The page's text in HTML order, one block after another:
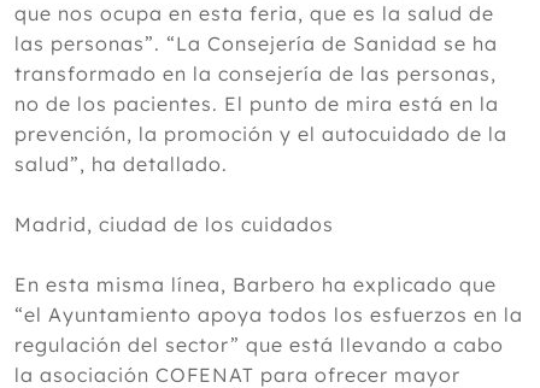
que nos ocupa en esta feria, que es la salud de
las personas”. “La Consejería de Sanidad se ha
transformado en la consejería de las personas,
no de los pacientes. El punto de mira está en la
prevención, la promoción y el autocuidado de la
salud”, ha detallado.
Madrid, ciudad de los cuidados
En esta misma línea, Barbero ha explicado que
“el Ayuntamiento apoya todos los esfuerzos en la
regulación del sector” que está llevando a cabo
la asociación COFENAT para ofrecer mayor